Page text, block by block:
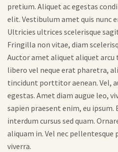
pretium. Aliquet ac egestas
elit. Vestibulum amet quis nunc
Ultricies ultrices scelerisque
Fringilla non vitae, diam
Auctor amet aliquet aliquet arcu
libero vel neque erat pharetra,
tincidunt porttitor aenean. Vel,
egestas. Amet diam augue leo,
sapien praesent enim, eu ipsum.
interdum cursus sed quam.
aliquam in. Vel nec
viverra.